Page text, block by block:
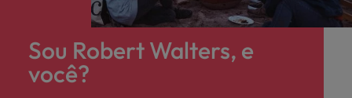
Sou Robert Walters, e
você?